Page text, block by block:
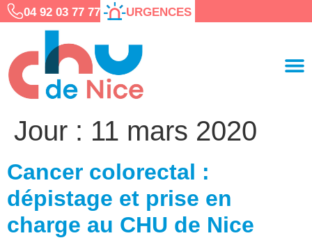
04 92 03 77 77 URGENCES
Jour : 11 mars 2020
Cancer colorectal :
dépistage et prise en
charge au CHU de Nice